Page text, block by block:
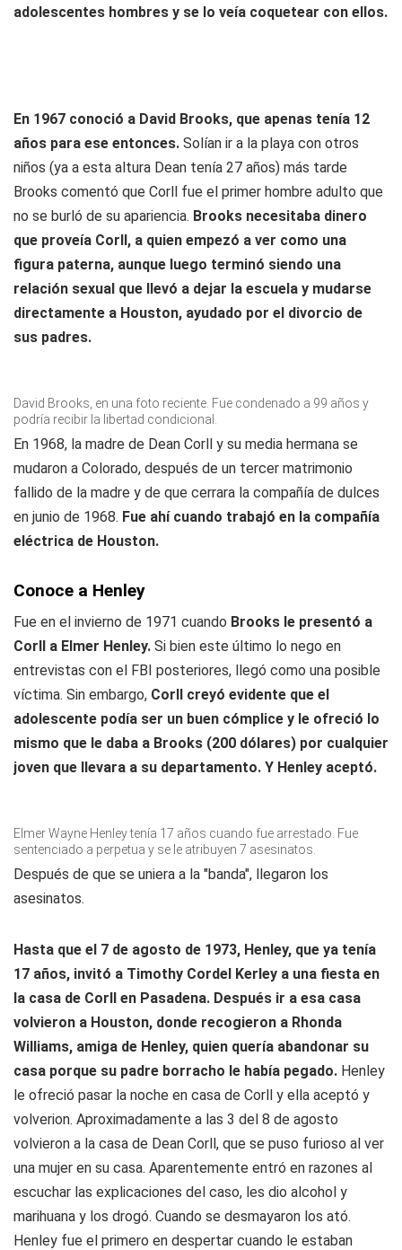
adolescentes hombres y se lo veía coquetear con ellos.
En 1967 conoció a David Brooks, que apenas tenía 12
años para ese entonces. Solían ir a la playa con otros
niños (ya a esta altura Dean tenía 27 años) más tarde
Brooks comentó que Corll fue el primer hombre adulto que
no se burló de su apariencia. Brooks necesitaba dinero
que proveía Corll, a quien empezó a ver como una
figura paterna, aunque luego terminó siendo una
relación sexual que llevó a dejar la escuela y mudarse
directamente a Houston, ayudado por el divorcio de
sus padres.
David Brooks, en una foto reciente. Fue condenado a 99 años y
podría recibir la libertad condicional.
En 1968, la madre de Dean Corll y su media hermana se
mudaron a Colorado, después de un tercer matrimonio
fallido de la madre y de que cerrara la compañía de dulces
en junio de 1968. Fue ahí cuando trabajó en la compañía
eléctrica de Houston.
Conoce a Henley
Fue en el invierno de 1971 cuando Brooks le presentó a
Corll a Elmer Henley. Si bien este último lo nego en
entrevistas con el FBI posteriores, llegó como una posible
víctima. Sin embargo, Corll creyó evidente que el
adolescente podía ser un buen cómplice y le ofreció lo
mismo que le daba a Brooks (200 dólares) por cualquier
joven que llevara a su departamento. Y Henley aceptó.
Elmer Wayne Henley tenía 17 años cuando fue arrestado. Fue
sentenciado a perpetua y se le atribuyen 7 asesinatos.
Después de que se uniera a la "banda", llegaron los
asesinatos.
Hasta que el 7 de agosto de 1973, Henley, que ya tenía
17 años, invitó a Timothy Cordel Kerley a una fiesta en
la casa de Corll en Pasadena. Después ir a esa casa
volvieron a Houston, donde recogieron a Rhonda
Williams, amiga de Henley, quien quería abandonar su
casa porque su padre borracho le había pegado. Henley
le ofreció pasar la noche en casa de Corll y ella aceptó y
volverion. Aproximadamente a las 3 del 8 de agosto
volvieron a la casa de Dean Corll, que se puso furioso al ver
una mujer en su casa. Aparentemente entró en razones al
escuchar las explicaciones del caso, les dio alcohol y
marihuana y los drogó. Cuando se desmayaron los ató.
Henley fue el primero en despertar cuando le estaban